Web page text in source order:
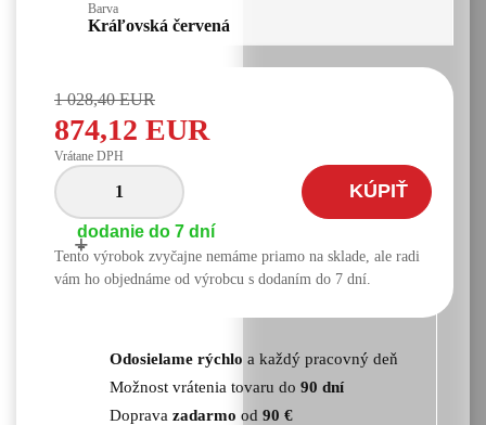
Barva
Kráľovská červená
1 028,40 EUR
874,12 EUR
Vrátane DPH
-
+
KÚPIŤ
dodanie do 7 dní
Tento výrobok zvyčajne nemáme priamo na sklade, ale radi
vám ho objednáme od výrobcu s dodaním do 7 dní.
Odosielame rýchlo a každý pracovný deň
Možnost vrátenia tovaru do 90 dní
Doprava zadarmo od 90 €